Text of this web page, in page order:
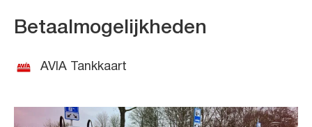
Betaalmogelijkheden
AVIA Tankkaart